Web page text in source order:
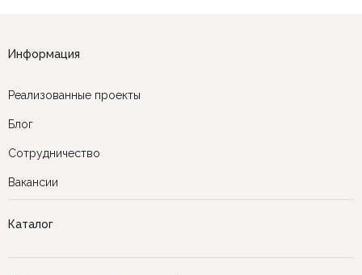
Информация
Реализованные проекты
Блог
Сотрудничество
Вакансии
Каталог